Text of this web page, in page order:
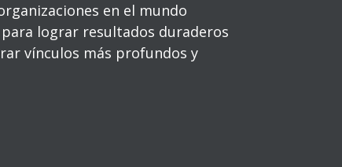
en el mundo
lograr resultados duraderos
vínculos más profundos y